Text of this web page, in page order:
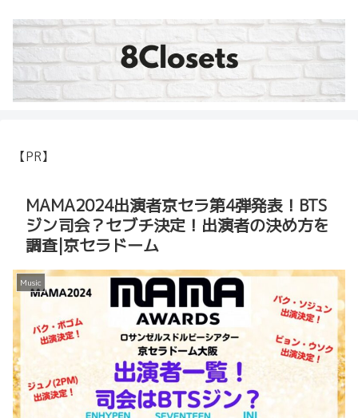
【PR】
MAMA2024出演者京セラ第4弾発表！BTS
ジン司会？セブチ決定！出演者の決め方を
調査|京セラドーム
Music